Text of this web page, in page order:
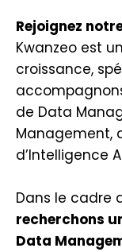
Rejoignez
Kwanzeo est
croissance,
de Data
Management,
d’Intelligence
Dans le cadre
recherchons
Data